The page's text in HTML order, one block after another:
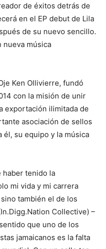
de éxitos detrás de
en el EP debut de Lila
de su nuevo sencillo.
nueva música
Ken Ollivierre, fundó
con la misión de unir
exportación ilimitada de
asociación de sellos
su equipo y la música
haber tenido la
mi vida y mi carrera
también el de los
Collective) –
que uno de los
jamaicanos es la falta